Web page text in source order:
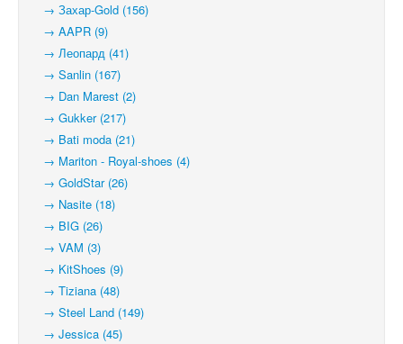
→ Захар-Gold (156)
→ AAPR (9)
→ Леопард (41)
→ Sanlin (167)
→ Dan Marest (2)
→ Gukker (217)
→ Bati moda (21)
→ Mariton - Royal-shoes (4)
→ GoldStar (26)
→ Nasite (18)
→ BIG (26)
→ VAM (3)
→ KitShoes (9)
→ Tiziana (48)
→ Steel Land (149)
→ Jessica (45)